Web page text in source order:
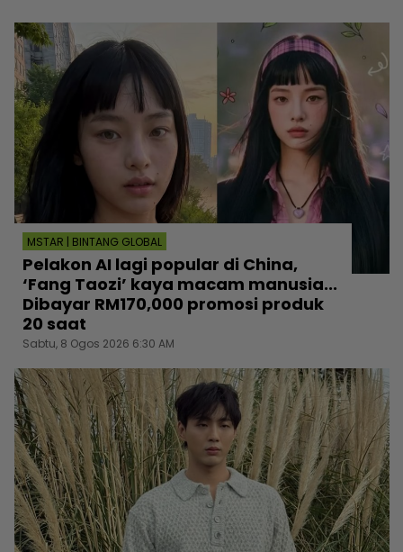
MSTAR | BINTANG GLOBAL
Pelakon AI lagi popular di China,
‘Fang Taozi’ kaya macam manusia...
Dibayar RM170,000 promosi produk
20 saat
Sabtu, 8 Ogos 2026 6:30 AM